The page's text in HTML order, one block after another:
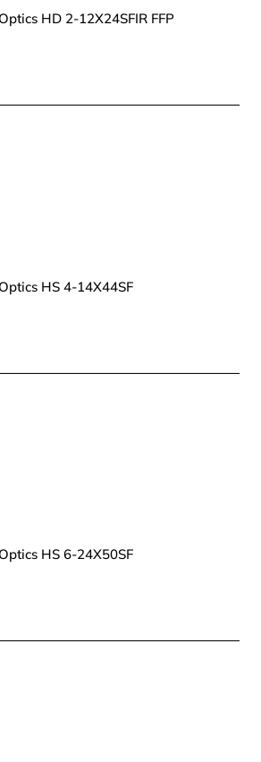
HD 2-12X24SFIR FFP
HS 4-14X44SF
HS 6-24X50SF